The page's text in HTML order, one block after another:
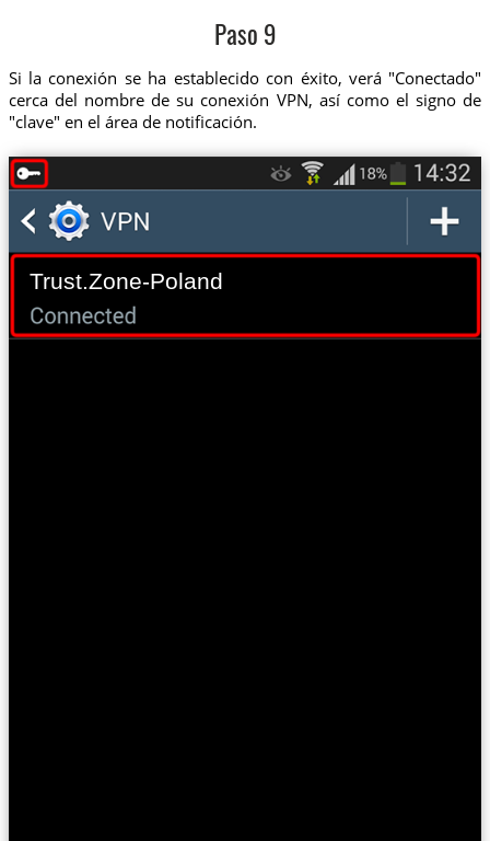
Paso 9
Si la conexión se ha establecido con éxito, verá "Conectado"
cerca del nombre de su conexión VPN, así como el signo de
"clave" en el área de notificación.
Trust.Zone-Poland